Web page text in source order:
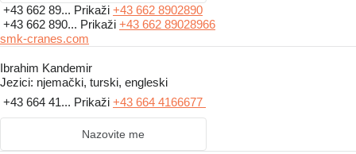
+43 662 89... Prikaži +43 662 8902890
+43 662 890... Prikaži +43 662 89028966
smk-cranes.com
Ibrahim Kandemir
Jezici: njemački, turski, engleski
+43 664 41... Prikaži +43 664 4166677
Nazovite me